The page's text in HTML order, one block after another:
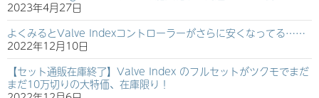
2023年4月27日
よくみるとValve Indexコントローラーがさらに安くなってる……
2022年12月10日
【セット通販在庫終了】Valve Index のフルセットがツクモでまだ
まだ10万切りの大特価、在庫限り！